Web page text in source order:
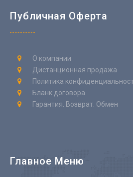
Публичная Оферта
О компании
Дистанционная продажа
Политика
Бланк договора
Гарантия. Возврат. Обмен
Главное Меню